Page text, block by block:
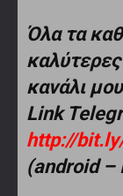
Όλα τα
κανάλι
Link
http://
(android –